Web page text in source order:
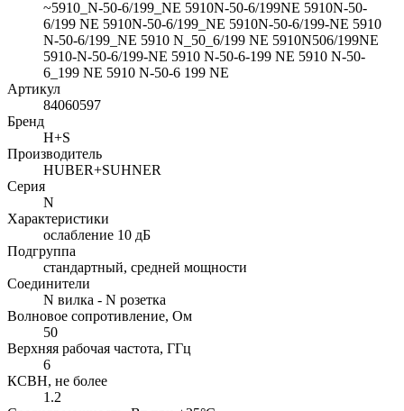
~5910_N-50-6/199_NE 5910N-50-6/199NE 5910N-50-
6/199 NE 5910N-50-6/199_NE 5910N-50-6/199-NE 5910
N-50-6/199_NE 5910 N_50_6/199 NE 5910N506/199NE
5910-N-50-6/199-NE 5910 N-50-6-199 NE 5910 N-50-
6_199 NE 5910 N-50-6 199 NE
Артикул
84060597
Бренд
H+S
Производитель
HUBER+SUHNER
Серия
N
Характеристики
ослабление 10 дБ
Подгруппа
стандартный, средней мощности
Соединители
N вилка - N розетка
Волновое сопротивление, Ом
50
Верхняя рабочая частота, ГГц
6
КСВН, не более
1.2